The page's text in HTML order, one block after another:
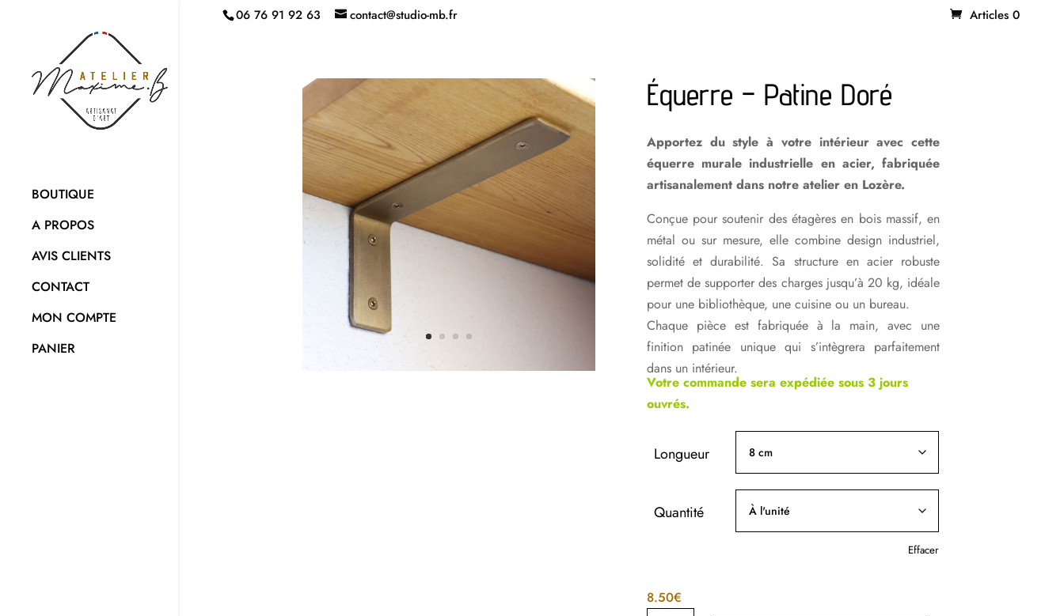
06 76 91 92 63 contact@studio-mb.fr Articles 0
BOUTIQUE
A PROPOS
AVIS CLIENTS
CONTACT
MON COMPTE
PANIER
Équerre – Patine Doré
Apportez du style à votre intérieur avec cette
équerre murale industrielle en acier, fabriquée
artisanalement dans notre atelier en Lozère.
Conçue pour soutenir des étagères en bois massif, en
métal ou sur mesure, elle combine design industriel,
solidité et durabilité. Sa structure en acier robuste
permet de supporter des charges jusqu’à 20 kg, idéale
pour une bibliothèque, une cuisine ou un bureau.
Chaque pièce est fabriquée à la main, avec une
finition patinée unique qui s’intègrera parfaitement
dans un intérieur.
Votre commande sera expédiée sous 3 jours
ouvrés.
Longueur
Quantité
Effacer
8.50€